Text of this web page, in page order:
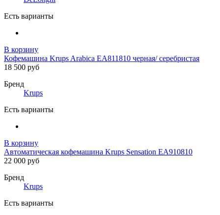
Есть варианты
В корзину
Кофемашина Krups Arabica EA811810 черная/ серебристая
18 500 руб
Бренд
Krups
Есть варианты
В корзину
Автоматическая кофемашина Krups Sensation EA910810
22 000 руб
Бренд
Krups
Есть варианты